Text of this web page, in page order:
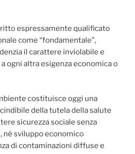
espressamente qualificato
come “fondamentale”,
il carattere inviolabile e
ogni altra esigenza economica o
costituisce oggi una
della tutela della salute
sicurezza sociale senza
né sviluppo economico
di contaminazioni diffuse e